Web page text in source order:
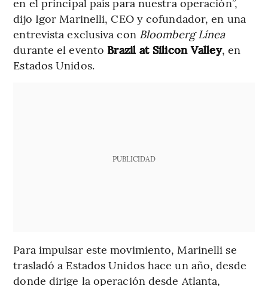
dijo Igor Marinelli, CEO y cofundador, en una
entrevista exclusiva con Bloomberg Línea
durante el evento Brazil at Silicon Valley, en
Estados Unidos.
PUBLICIDAD
Para impulsar este movimiento, Marinelli se
trasladó a Estados Unidos hace un año, desde
donde dirige la operación desde Atlanta,